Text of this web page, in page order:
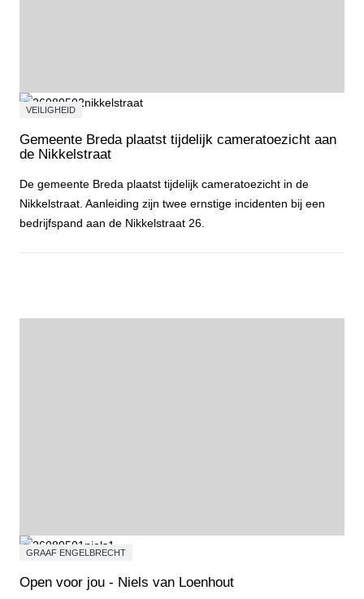
VEILIGHEID
Gemeente Breda plaatst tijdelijk cameratoezicht aan
de Nikkelstraat
De gemeente Breda plaatst tijdelijk cameratoezicht in de
Nikkelstraat. Aanleiding zijn twee ernstige incidenten bij een
bedrijfspand aan de Nikkelstraat 26.
GRAAF ENGELBRECHT
Open voor jou - Niels van Loenhout